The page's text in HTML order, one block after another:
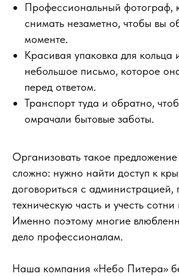
Профессиональный фотограф,
снимать незаметно, чтобы вы
моменте.
Красивая упаковка для кольца
небольшое письмо, которое
перед ответом.
Транспорт туда и обратно,
омрачали бытовые заботы.
Организовать такое
сложно: нужно найти доступ к
договориться с администрацией,
техническую часть и учесть
Именно поэтому многие
дело профессионалам.
Наша компания «Небо Питера»